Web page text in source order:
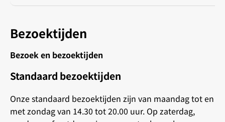
Bezoektijden
Bezoek en bezoektijden
Standaard bezoektijden
Onze standaard bezoektijden zijn van maandag tot en
met zondag van 14.30 tot 20.00 uur. Op zaterdag,